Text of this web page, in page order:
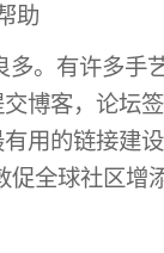
助
。有许多手
博客，论坛
用的链接建
促全球社区增